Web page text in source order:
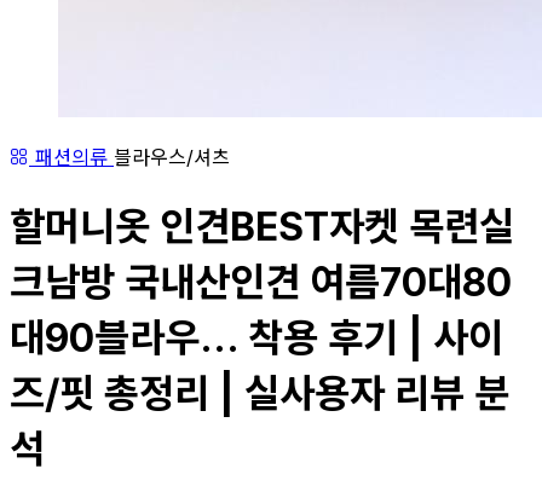
패션의류 블라우스/셔츠
할머니옷 인견BEST자켓 목련실
크남방 국내산인견 여름70대80
대90블라우... 착용 후기 | 사이
즈/핏 총정리 | 실사용자 리뷰 분
석